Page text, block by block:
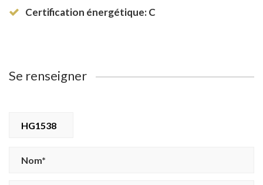
Certification énergétique: C
Se renseigner
HG1538